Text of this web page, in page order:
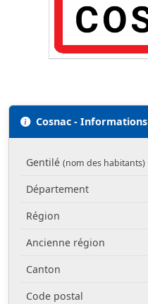
Cosnac - Informations
Gentilé (nom des habitants)
Département
Région
Ancienne région
Canton
Code postal